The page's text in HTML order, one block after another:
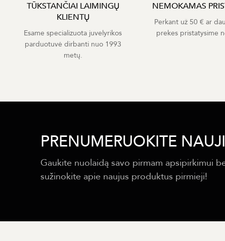
TŪKSTANČIAI LAIMINGŲ
KLIENTŲ
Esame specializuota juvelyrikos
parduotuvė dirbanti nuo 1993
metų.
NEMOKAMAS
Perkant už 50 € ar
prekes pristatysime
PRENUMERUOKITE
Gaukite nuolaidą savo pirmam apsipirkimui
sužinokite apie naujus produktus pirmieji!